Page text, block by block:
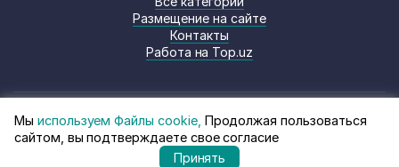
Размещение на сайте
Контакты
Работа на Top.uz
© Top.uz, 2024 Каталог компаний
Узбекистана
Политика
конфиденциальности
Мы используем Файлы cookie, Продолжая пользоваться
сайтом, вы подтверждаете свое согласие
Принять